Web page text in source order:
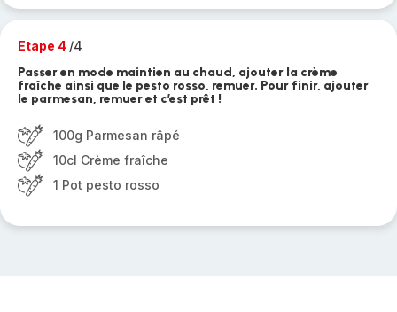
Etape 4 /4
Passer en mode maintien au chaud, ajouter la crème
fraîche ainsi que le pesto rosso, remuer. Pour finir, ajouter
le parmesan, remuer et c’est prêt !
100g Parmesan râpé
10cl Crème fraîche
1 Pot pesto rosso